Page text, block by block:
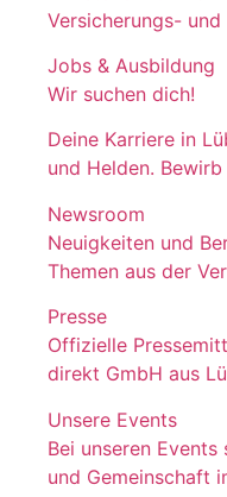
Versicherungs-
Jobs & Ausbildung
Wir suchen dich!
Deine Karriere in
und Helden.
Newsroom
Neuigkeiten und
Themen aus der
Presse
Offizielle
direkt GmbH aus
Unsere Events
Bei unseren
und Gemeinschaft